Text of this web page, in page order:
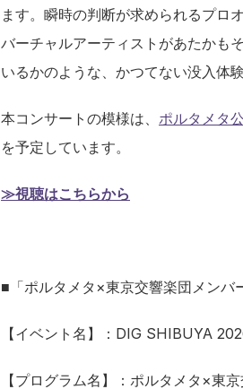
ます。瞬時の判断が求められるプロ
バーチャルアーティストがあたかも
いるかのような、かつてない没入体
本コンサートの模様は、 ポルタメタ
を予定しています。
≫視聴はこちらから
■「ポルタメタ×東京交響楽団メン
【イベント名】：DIG SHIBUYA
【プログラム名】：ポルタメタ×東